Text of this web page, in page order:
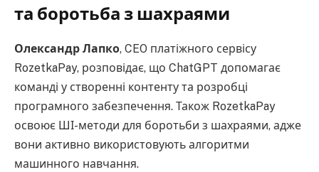
та боротьба з шахраями
Олександр Лапко, CEO платіжного сервісу
RozetkaPay, розповідає, що ChatGPT допомагає
команді у створенні контенту та розробці
програмного забезпечення. Також RozetkaPay
освоює ШІ-методи для боротьби з шахраями, адже
вони активно використовують алгоритми
машинного навчання.